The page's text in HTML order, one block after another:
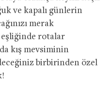
ve kapalı günlerin
merak
rotalar
kış mevsiminin
birbirinden özel